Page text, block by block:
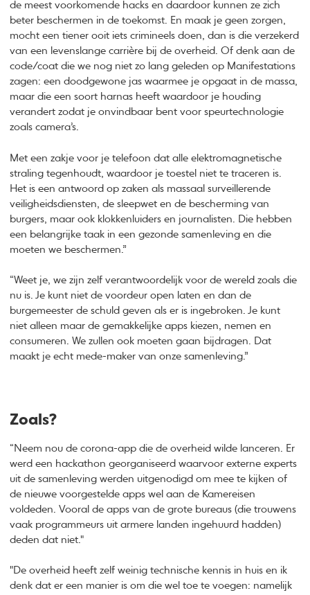
de meest voorkomende hacks en daardoor kunnen ze zich
beter beschermen in de toekomst. En maak je geen zorgen,
mocht een tiener ooit iets crimineels doen, dan is die verzekerd
van een levenslange carrière bij de overheid. Of denk aan de
code/coat die we nog niet zo lang geleden op Manifestations
zagen: een doodgewone jas waarmee je opgaat in de massa,
maar die een soort harnas heeft waardoor je houding
verandert zodat je onvindbaar bent voor speurtechnologie
zoals camera’s.
Met een zakje voor je telefoon dat alle elektromagnetische
straling tegenhoudt, waardoor je toestel niet te traceren is.
Het is een antwoord op zaken als massaal surveillerende
veiligheidsdiensten, de sleepwet en de bescherming van
burgers, maar ook klokkenluiders en journalisten. Die hebben
een belangrijke taak in een gezonde samenleving en die
moeten we beschermen.”
“Weet je, we zijn zelf verantwoordelijk voor de wereld zoals die
nu is. Je kunt niet de voordeur open laten en dan de
burgemeester de schuld geven als er is ingebroken. Je kunt
niet alleen maar de gemakkelijke apps kiezen, nemen en
consumeren. We zullen ook moeten gaan bijdragen. Dat
maakt je echt mede-maker van onze samenleving.”
Zoals?
“Neem nou de corona-app die de overheid wilde lanceren. Er
werd een hackathon georganiseerd waarvoor externe experts
uit de samenleving werden uitgenodigd om mee te kijken of
de nieuwe voorgestelde apps wel aan de Kamereisen
voldeden. Vooral de apps van de grote bureaus (die trouwens
vaak programmeurs uit armere landen ingehuurd hadden)
deden dat niet."
"De overheid heeft zelf weinig technische kennis in huis en ik
denk dat er een manier is om die wel toe te voegen: namelijk